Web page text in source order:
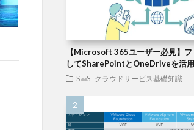
【Microsoft 365ユーザー必見】フ
してSharePointとOneDriveを活用
SaaS クラウドサービス基礎知識